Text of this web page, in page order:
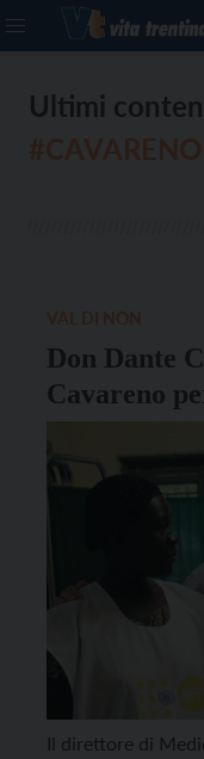
Ultimi
Don Dante
Cavareno
Il direttore di